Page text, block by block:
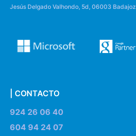
Jesús Delgado Valhondo, 5d, 06003 Badajoz
| CONTACTO
924 26 06 40
604 94 24 07